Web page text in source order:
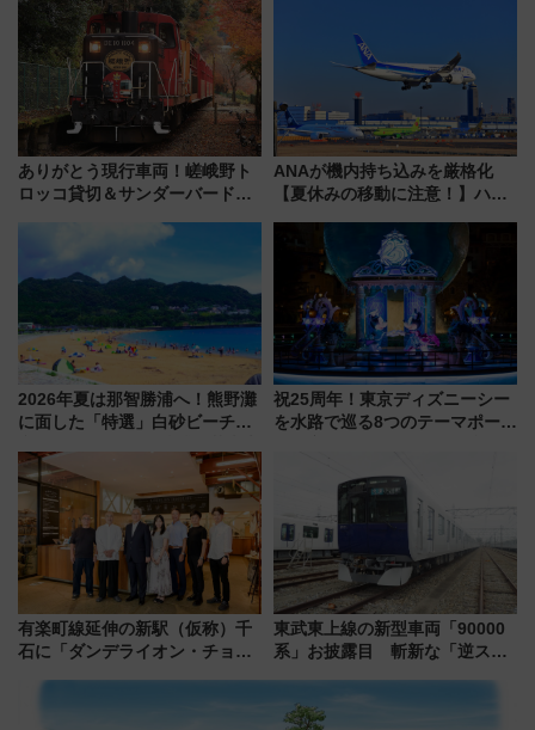
饅」、オムライス専門店「肉と
たまご」新グルメ続々登場！
【2026年8月】
ありがとう現行車両！嵯峨野ト
ロッコ貸切＆サンダーバードレ
斉藤雪乃＆福原トシヒロと行
く！9月13日「京都の鉄道満喫
ツアー」開催
ANAが機内持ち込みを厳格化
【夏休みの移動に注意！】ハン
「身の回り品」新サイズ制限
(40×30×20cm)おさらい
2026年夏は那智勝浦へ！熊野灘
に面した「特選」白砂ビーチは
会」は8月11日開催！
祝25周年！東京ディズニーシー
を水路で巡る8つのテーマポート
有楽町線延伸の新駅（仮称）千
石に「ダンデライオン・チョコ
東武東上線の新型車両「90000
系」お披露目 斬新な「逆スラ
放的な車内空間に注目、デビュ
ーは9月